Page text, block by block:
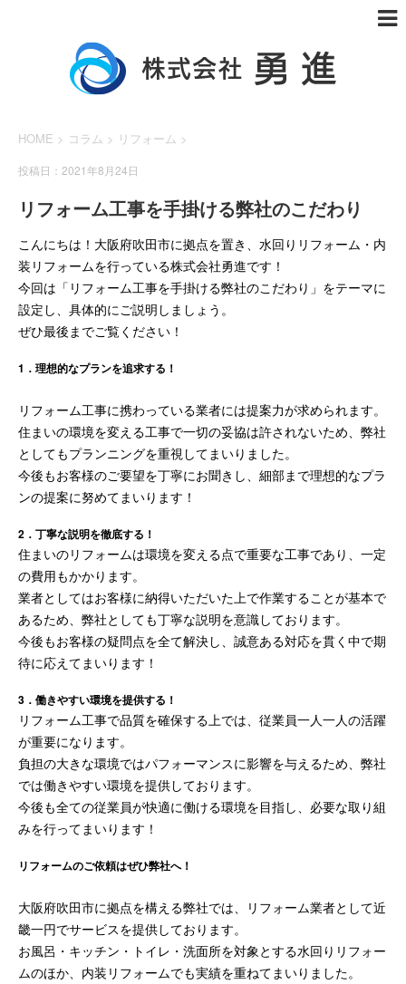
HOME > コラム > リフォーム >
投稿日：2021年8月24日
リフォーム工事を手掛ける弊社のこだわり
こんにちは！大阪府吹田市に拠点を置き、水回りリフォーム・内
装リフォームを行っている株式会社勇進です！
今回は「リフォーム工事を手掛ける弊社のこだわり」をテーマに
設定し、具体的にご説明しましょう。
ぜひ最後までご覧ください！
1．理想的なプランを追求する！
リフォーム工事に携わっている業者には提案力が求められます。
住まいの環境を変える工事で一切の妥協は許されないため、弊社
としてもプランニングを重視してまいりました。
今後もお客様のご要望を丁寧にお聞きし、細部まで理想的なプラ
ンの提案に努めてまいります！
2．丁寧な説明を徹底する！
住まいのリフォームは環境を変える点で重要な工事であり、一定
の費用もかかります。
業者としてはお客様に納得いただいた上で作業することが基本で
あるため、弊社としても丁寧な説明を意識しております。
今後もお客様の疑問点を全て解決し、誠意ある対応を貫く中で期
待に応えてまいります！
3．働きやすい環境を提供する！
リフォーム工事で品質を確保する上では、従業員一人一人の活躍
が重要になります。
負担の大きな環境ではパフォーマンスに影響を与えるため、弊社
では働きやすい環境を提供しております。
今後も全ての従業員が快適に働ける環境を目指し、必要な取り組
みを行ってまいります！
リフォームのご依頼はぜひ弊社へ！
大阪府吹田市に拠点を構える弊社では、リフォーム業者として近
畿一円でサービスを提供しております。
お風呂・キッチン・トイレ・洗面所を対象とする水回りリフォー
ムのほか、内装リフォームでも実績を重ねてまいりました。